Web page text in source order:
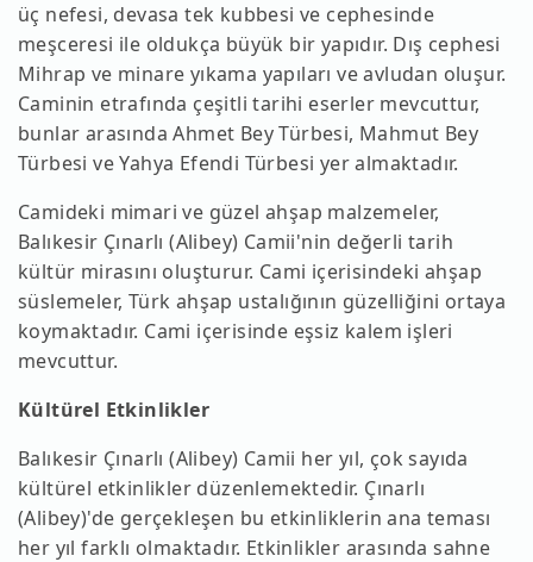
üç nefesi, devasa tek kubbesi ve cephesinde
meşceresi ile oldukça büyük bir yapıdır. Dış cephesi
Mihrap ve minare yıkama yapıları ve avludan oluşur.
Caminin etrafında çeşitli tarihi eserler mevcuttur,
bunlar arasında Ahmet Bey Türbesi, Mahmut Bey
Türbesi ve Yahya Efendi Türbesi yer almaktadır.
Camideki mimari ve güzel ahşap malzemeler,
Balıkesir Çınarlı (Alibey) Camii'nin değerli tarih
kültür mirasını oluşturur. Cami içerisindeki ahşap
süslemeler, Türk ahşap ustalığının güzelliğini ortaya
koymaktadır. Cami içerisinde eşsiz kalem işleri
mevcuttur.
Kültürel Etkinlikler
Balıkesir Çınarlı (Alibey) Camii her yıl, çok sayıda
kültürel etkinlikler düzenlemektedir. Çınarlı
(Alibey)'de gerçekleşen bu etkinliklerin ana teması
her yıl farklı olmaktadır. Etkinlikler arasında sahne